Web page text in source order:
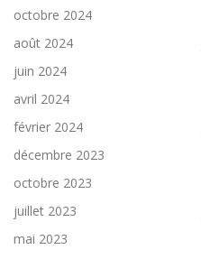
octobre 2024
août 2024
juin 2024
avril 2024
février 2024
décembre 2023
octobre 2023
juillet 2023
mai 2023